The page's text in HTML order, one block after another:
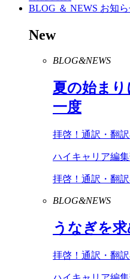
BLOG ＆ NEWS お知
New
BLOG&NEWS
夏の始ま
一度
拝啓！通訳・翻
ハイキャリア編
拝啓！通訳・翻
BLOG&NEWS
うなぎを
拝啓！通訳・翻